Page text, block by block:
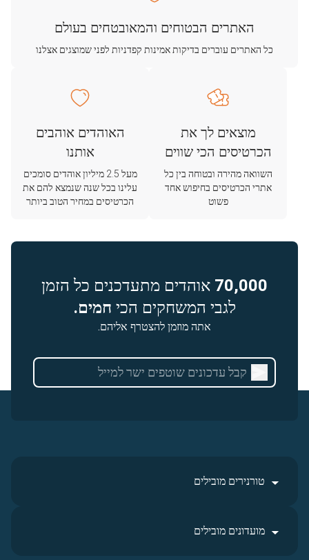
האתרים הבטוחים והמאובטחים בעולם
כל האתרים עוברים בדיקות אמינות קפדניות לפני שמוצגים אצלנו
מוצאים לך את
הכרטיסים הכי שווים
השוואה מהירה ובטוחה בין כל
אתרי הכרטיסים בחיפוש אחד
פשוט
האוהדים אוהבים
אותנו
מעל 2.5 מיליון אוהדים סומכים
עלינו בכל שנה שנמצא להם את
הכרטיסים במחיר הטוב ביותר
70,000 אוהדים מתעדכנים כל הזמן
לגבי המשחקים הכי חמים.
אתה מוזמן להצטרף אליהם.
טורנירים מובילים
מועדונים מובילים